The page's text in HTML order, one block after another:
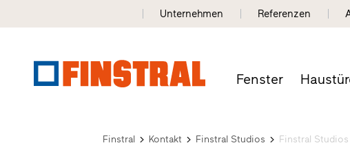
Unternehmen Referenzen
Fenster
Finstral Kontakt Finstral Studios Finstral